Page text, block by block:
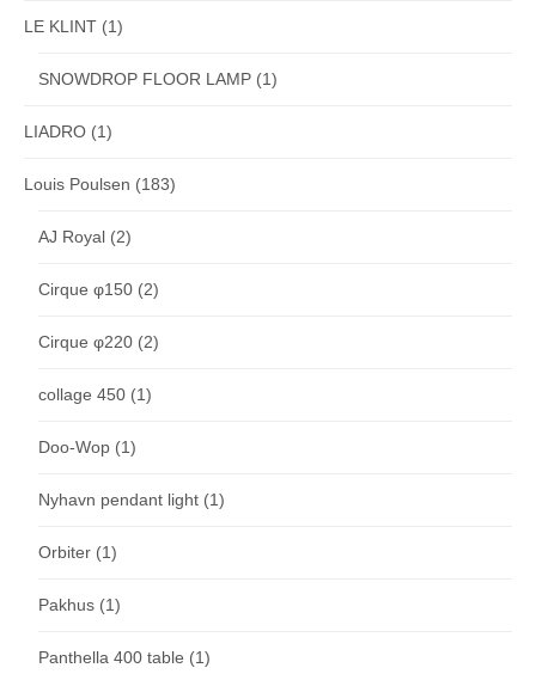
LE KLINT (1)
SNOWDROP FLOOR LAMP (1)
LIADRO (1)
Louis Poulsen (183)
AJ Royal (2)
Cirque φ150 (2)
Cirque φ220 (2)
collage 450 (1)
Doo-Wop (1)
Nyhavn pendant light (1)
Orbiter (1)
Pakhus (1)
Panthella 400 table (1)